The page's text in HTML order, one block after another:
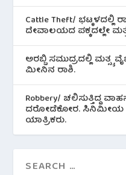
Cattle Theft/
ದೇವಾಲಯದ ಪಕ್ಕದಲ್ಲೇ
ಅರಬ್ಬಿ ಸಮುದ್ರದಲ್ಲಿ ಮತ್ಸ್ಯ
ಮೀನಿನ‌ ರಾಶಿ.
Robbery/ ಚಲಿಸುತ್ತಿದ್ದ
ದರೋಡೆಕೋರ. ಸಿನಿಮೀಯ
ಯಾತ್ರಿಕರು.